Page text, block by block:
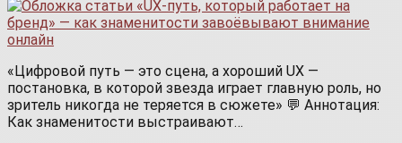
«Цифровой путь — это сцена, а хороший UX —
постановка, в которой звезда играет главную роль, но
зритель никогда не теряется в сюжете» 💬 Аннотация:
Как знаменитости выстраивают…